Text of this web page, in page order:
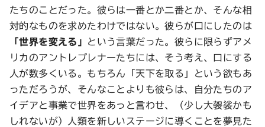
たちのことだった。彼らは一番とか二番とか、そんな相
対的なものを求めたわけではない。彼らが口にしたのは
「世界を変える」
という言葉だった。彼らに限らずアメ
リカのアントレプレナーたちには、そう考え、口にする
人が数多くいる。もちろん「天下を取る」という欲もあ
っただろうが、そんなことよりも彼らは、自分たちのア
イデアと事業で世界をあっと言わせ、（少し大袈裟かも
しれないが）人類を新しいステージに導くことを夢見た